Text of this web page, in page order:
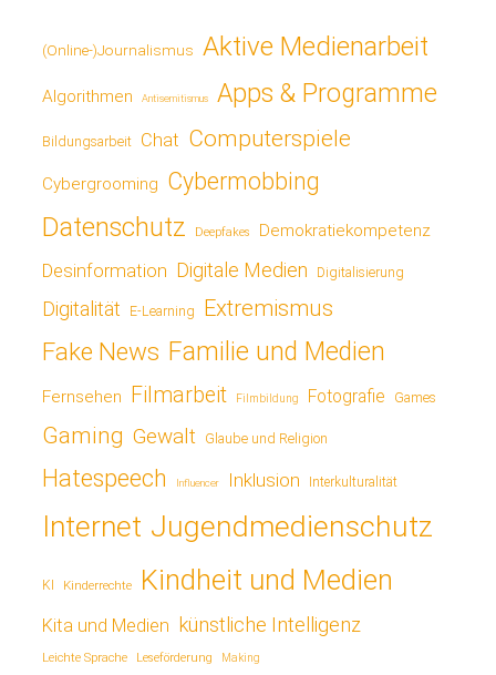
(Online-)Journalismus Aktive Medienarbeit
Algorithmen Antisemitismus Apps & Programme
Bildungsarbeit Chat Computerspiele
Cybergrooming Cybermobbing
Datenschutz Deepfakes Demokratiekompetenz
Desinformation Digitale Medien Digitalisierung
Digitalität E-Learning Extremismus
Fake News Familie und Medien
Fernsehen Filmarbeit Filmbildung Fotografie Games
Gaming Gewalt Glaube und Religion
Hatespeech Influencer Inklusion Interkulturalität
Internet Jugendmedienschutz
KI Kinderrechte Kindheit und Medien
Kita und Medien künstliche Intelligenz
Leichte Sprache Leseförderung Making